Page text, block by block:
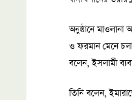
অনুষ্ঠানে মাওলানা
ও ফরমান মেনে
বলেন, ইসলামী
তিনি বলেন,